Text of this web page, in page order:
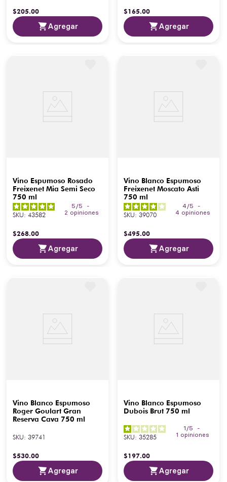
$205.00
Agregar
$165.00
Agregar
Vino Espumoso Rosado
Freixenet Mia Semi Seco
750 ml
5 /5
-
2 opiniones
SKU: 43582
$268.00
Agregar
Vino Blanco Espumoso
Freixenet Moscato Asti
750 ml
4 /5
-
4 opiniones
SKU: 39070
$495.00
Agregar
Vino Blanco Espumoso
Roger Goulart Gran
Reserva Cava 750 ml
SKU: 39741
$530.00
Agregar
Vino Blanco Espumoso
Dubois Brut 750 ml
1 /5
-
1 opiniones
SKU: 35285
$197.00
Agregar